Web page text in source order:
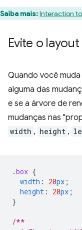
Saiba mais:Interaction to
Evite o
Quando você
alguma das
e se a árvore de
mudanças nas
width , height ,
.box {
width : 20px ;
height : 20px ;
}
/**